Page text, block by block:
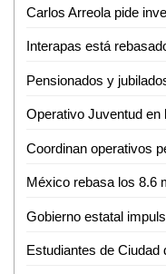
Operativo Juventud
Estudiantes de